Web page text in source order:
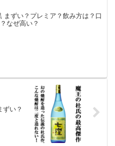
まずい？プレミア？飲み方は？口
なぜ高い？
ずい？